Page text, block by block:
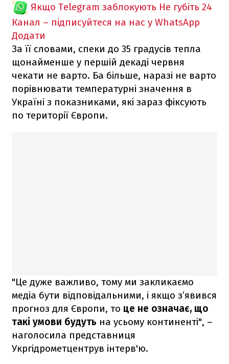
Якщо Telegram заблокують Не губіть 24
Канал – підписуйтеся на нас у WhatsApp
Додати
За її словами, спеки до 35 градусів тепла
щонайменше у першій декаді червня
чекати не варто. Ба більше, наразі не варто
порівнювати температурні значення в
Україні з показниками, які зараз фіксують
по території Європи.
"Це дуже важливо, тому ми закликаємо
медіа бути відповідальними, і якщо з’явився
прогноз для Європи, то це не означає, що
такі умови будуть на усьому континенті", –
наголосила представниця
Укргідрометцентрув інтерв'ю.